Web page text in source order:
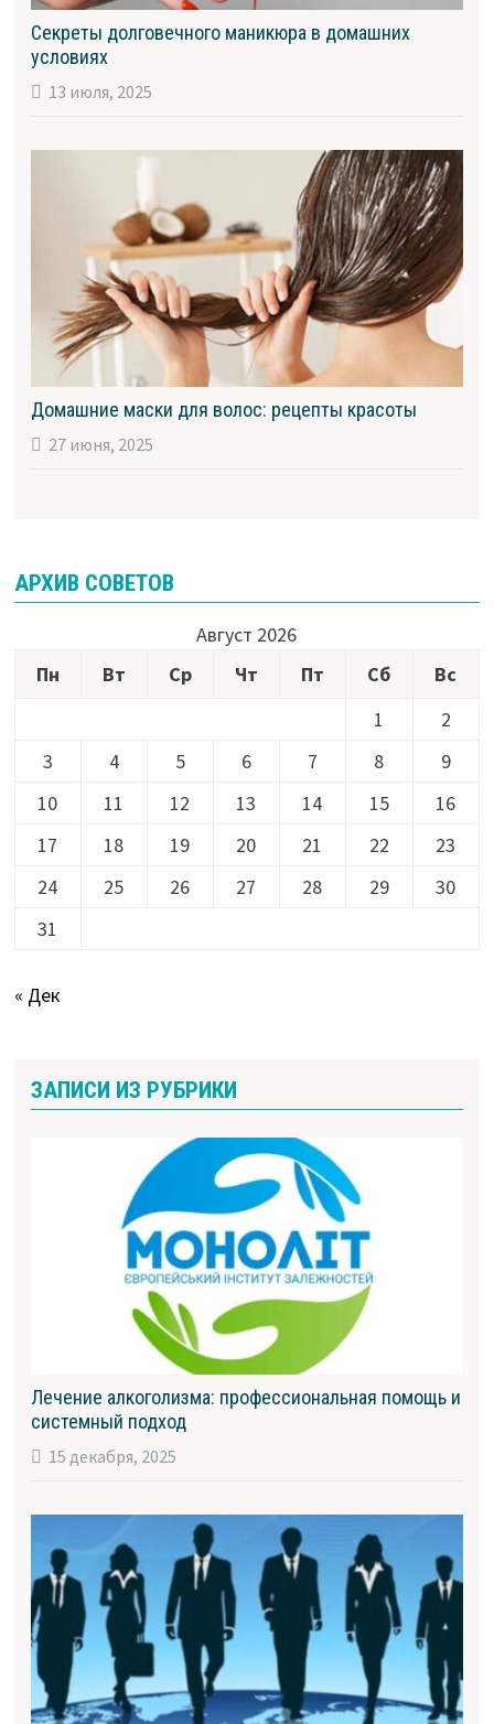
Секреты долговечного маникюра в домашних
условиях
13 июля, 2025
Домашние маски для волос: рецепты красоты
27 июня, 2025
АРХИВ СОВЕТОВ
Август 2026
Пн
Вт Ср Чт Пт Сб
Вс
1
2
3
4 5 6 7 8
9
10
11 12 13 14 15
16
17
18 19 20 21 22
23
24
25 26 27 28 29
30
31
« Дек
ЗАПИСИ ИЗ РУБРИКИ
Лечение алкоголизма: профессиональная помощь и
системный подход
15 декабря, 2025